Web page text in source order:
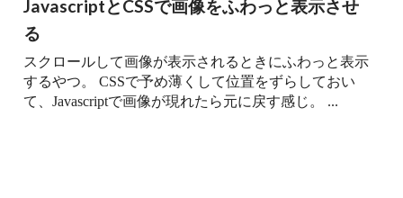
JavascriptとCSSで画像をふわっと表示させ
る
スクロールして画像が表示されるときにふわっと表示
するやつ。 CSSで予め薄くして位置をずらしておい
て、Javascriptで画像が現れたら元に戻す感じ。 ...